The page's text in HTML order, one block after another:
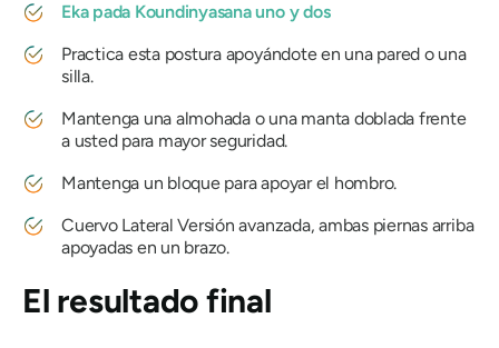
Eka pada Koundinyasana uno y dos
Practica esta postura apoyándote en una pared o una
silla.
Mantenga una almohada o una manta doblada frente
a usted para mayor seguridad.
Mantenga un bloque para apoyar el hombro.
Cuervo Lateral Versión avanzada, ambas piernas arriba
apoyadas en un brazo.
El resultado final